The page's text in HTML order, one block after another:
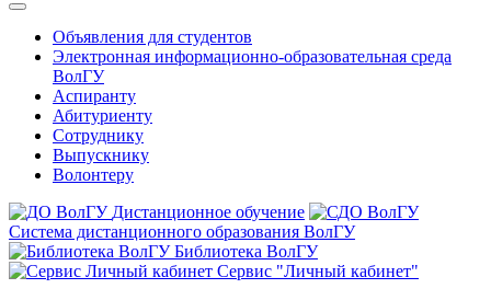
Объявления для студентов
Электронная информационно-образовательная среда
ВолГУ
Аспиранту
Абитуриенту
Сотруднику
Выпускнику
Волонтеру
Дистанционное обучение
Система дистанционного образования ВолГУ
Библиотека ВолГУ
Сервис "Личный кабинет"